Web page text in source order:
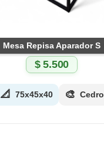
Mesa Repisa Aparador S
$5.500
📐 75x45x40 🎨 Cedro